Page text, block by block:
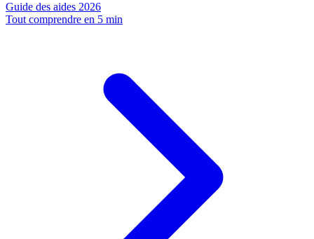
Guide des aides 2026
Tout comprendre en 5 min